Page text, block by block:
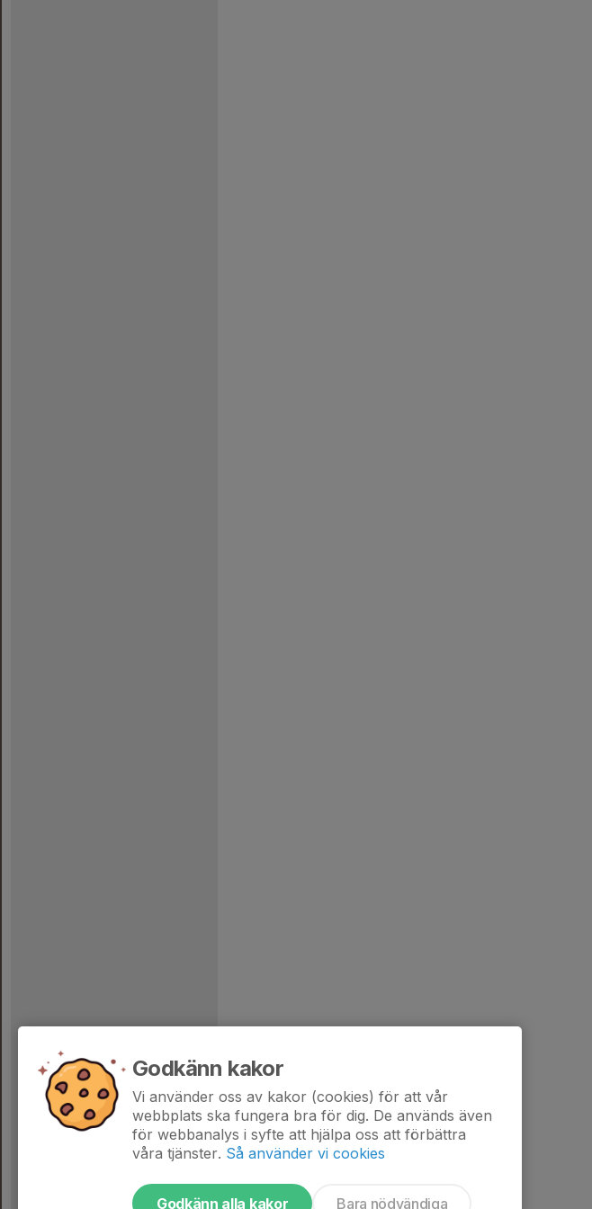
Godkänn kakor
Vi använder oss av kakor (cookies) för att vår
webbplats ska fungera bra för dig. De används även
för webbanalys i syfte att hjälpa oss att förbättra
våra tjänster. Så använder vi cookies
Godkänn alla kakor Bara nödvändiga